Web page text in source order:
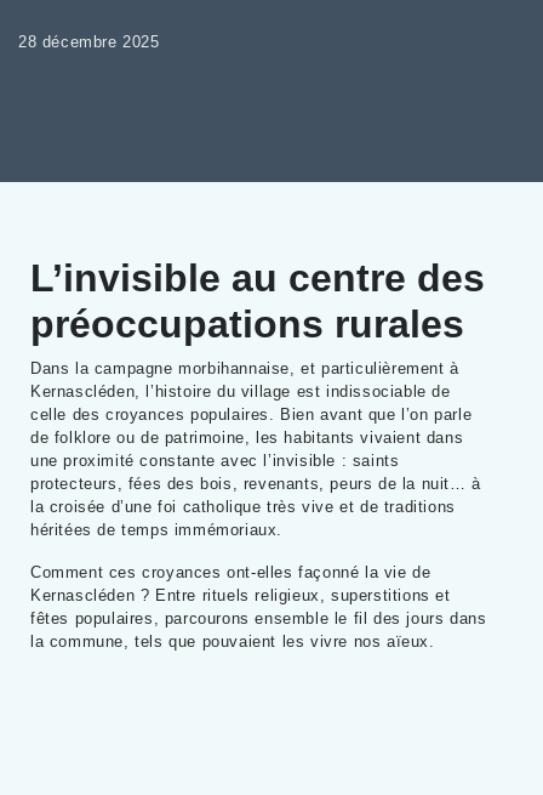
28 décembre 2025
L’invisible au centre des
préoccupations rurales
Dans la campagne morbihannaise, et particulièrement à
Kernascléden, l’histoire du village est indissociable de
celle des croyances populaires. Bien avant que l’on parle
de folklore ou de patrimoine, les habitants vivaient dans
une proximité constante avec l’invisible : saints
protecteurs, fées des bois, revenants, peurs de la nuit… à
la croisée d’une foi catholique très vive et de traditions
héritées de temps immémoriaux.
Comment ces croyances ont-elles façonné la vie de
Kernascléden ? Entre rituels religieux, superstitions et
fêtes populaires, parcourons ensemble le fil des jours dans
la commune, tels que pouvaient les vivre nos aïeux.